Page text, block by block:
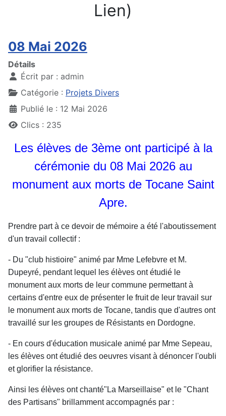
Lien)
08 Mai 2026
Détails
Écrit par : admin
Catégorie : Projets Divers
Publié le : 12 Mai 2026
Clics : 235
Les élèves de 3ème ont participé à la
cérémonie du 08 Mai 2026 au
monument aux morts de Tocane Saint
Apre.
Prendre part à ce devoir de mémoire a été l'aboutissement
d'un travail collectif :
- Du "club histioire" animé par Mme Lefebvre et M.
Dupeyré, pendant lequel les élèves ont étudié le
monument aux morts de leur commune permettant à
certains d'entre eux de présenter le fruit de leur travail sur
le monument aux morts de Tocane, tandis que d'autres ont
travaillé sur les groupes de Résistants en Dordogne.
- En cours d'éducation musicale animé par Mme Sepeau,
les élèves ont étudié des oeuvres visant à dénoncer l'oubli
et glorifier la résistance.
Ainsi les élèves ont chanté"La Marseillaise" et le "Chant
des Partisans" brillamment accompagnés par :